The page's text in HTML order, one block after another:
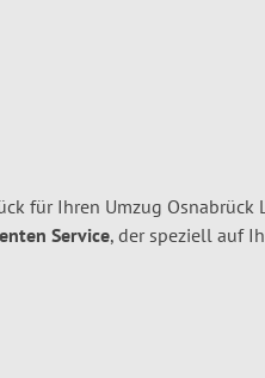
für Ihren Umzug Osnabrück
Service, der speziell auf